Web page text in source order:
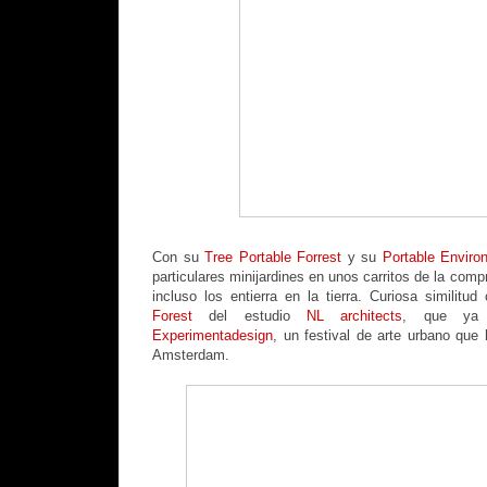
Con su Tree Portable Forrest y su Portable
particulares minijardines en unos carritos de la
incluso los entierra en la tierra. Curiosa
Forest del estudio NL architects, que
Experimentadesign, un festival de arte urbano que
Amsterdam.